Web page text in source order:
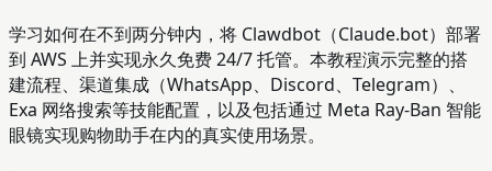
学习如何在不到两分钟内，将 Clawdbot（Claude.bot）部署
到 AWS 上并实现永久免费 24/7 托管。本教程演示完整的搭
建流程、渠道集成（WhatsApp、Discord、Telegram）、
Exa 网络搜索等技能配置，以及包括通过 Meta Ray‑Ban 智能
眼镜实现购物助手在内的真实使用场景。